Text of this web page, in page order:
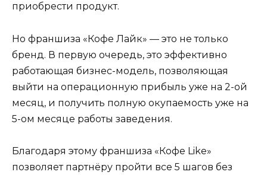
приобрести продукт.
Но франшиза «Кофе Лайк» — это не только
бренд. В первую очередь, это эффективно
работающая бизнес-модель, позволяющая
выйти на операционную прибыль уже на 2-ой
месяц, и получить полную окупаемость уже на
5-ом месяце работы заведения.
Благодаря этому франшиза «Кофе Like»
позволяет партнёру пройти все 5 шагов без